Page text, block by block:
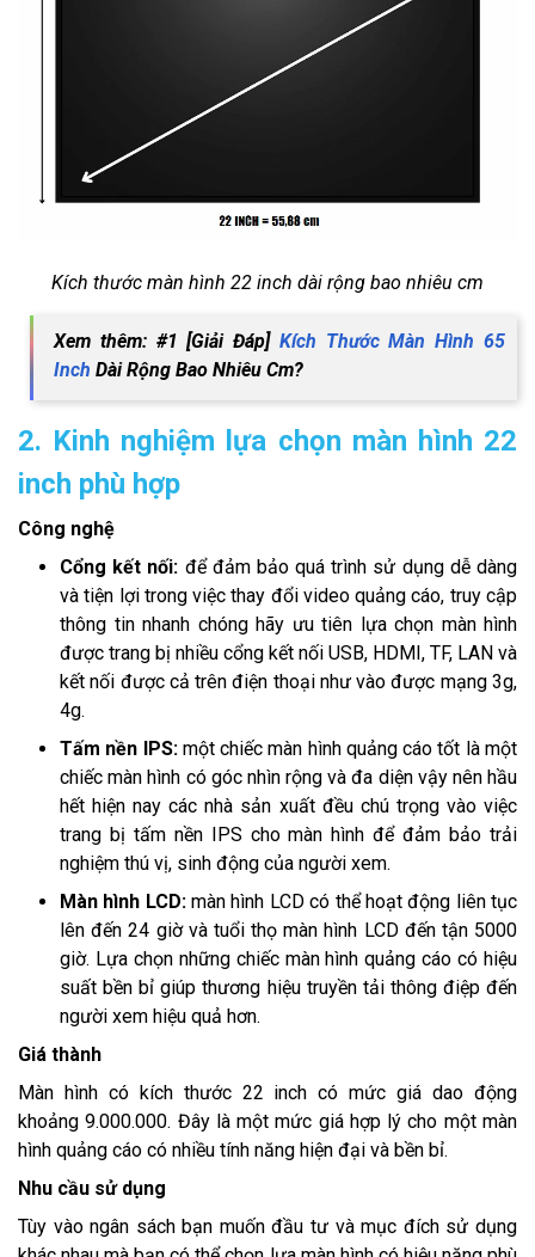
Kích thước màn hình 22 inch dài rộng bao nhiêu cm
Xem thêm: #1 [Giải Đáp] Kích Thước Màn Hình 65
Inch Dài Rộng Bao Nhiêu Cm?
2. Kinh nghiệm lựa chọn màn hình 22
inch phù hợp
Công nghệ
Cổng kết nối: để đảm bảo quá trình sử dụng dễ dàng
và tiện lợi trong việc thay đổi video quảng cáo, truy cập
thông tin nhanh chóng hãy ưu tiên lựa chọn màn hình
được trang bị nhiều cổng kết nối USB, HDMI, TF, LAN và
kết nối được cả trên điện thoại như vào được mạng 3g,
4g.
Tấm nền IPS:một chiếc màn hình quảng cáo tốt là một
chiếc màn hình có góc nhìn rộng và đa diện vậy nên hầu
hết hiện nay các nhà sản xuất đều chú trọng vào việc
trang bị tấm nền IPS cho màn hình để đảm bảo trải
nghiệm thú vị, sinh động của người xem.
Màn hình LCD:màn hình LCD có thể hoạt động liên tục
lên đến 24 giờ và tuổi thọ màn hình LCD đến tận 5000
giờ. Lựa chọn những chiếc màn hình quảng cáo có hiệu
suất bền bỉ giúp thương hiệu truyền tải thông điệp đến
người xem hiệu quả hơn.
Giá thành
Màn hình có kích thước 22 inch có mức giá dao động
khoảng 9.000.000. Đây là một mức giá hợp lý cho một màn
hình quảng cáo có nhiều tính năng hiện đại và bền bỉ.
Nhu cầu sử dụng
Tùy vào ngân sách bạn muốn đầu tư và mục đích sử dụng